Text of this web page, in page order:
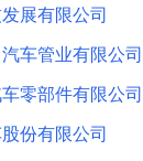
展有限公司
车管业有限公司
零部件有限公司
份有限公司